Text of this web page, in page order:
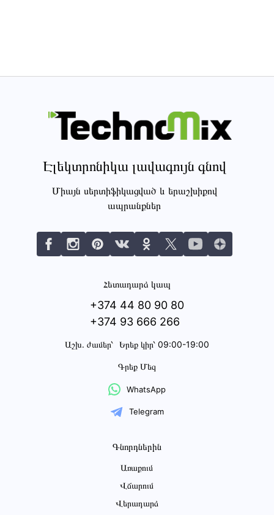
Էլեկտրոնիկա լավագույն գնով
Միայն սերտիֆիկացված և երաշխիքով
ապրանքներ
Հետադարձ կապ
+374 44 80 90 80
+374 93 666 266
Աշխ․ ժամեր՝ Երեք կիր՝ 09:00-19:00
Գրեք Մեզ
WhatsApp
Telegram
Գնորդներին
Առաքում
Վճարում
Վերադարձ